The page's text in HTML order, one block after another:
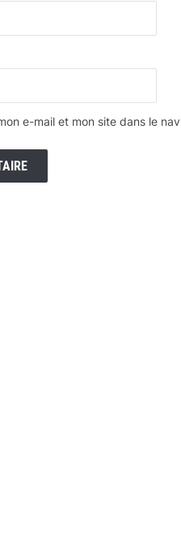
e-mail et mon site dans le